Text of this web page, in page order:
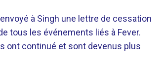
à Singh une lettre de cessation
tous les événements liés à Fever.
ont continué et sont devenus plus